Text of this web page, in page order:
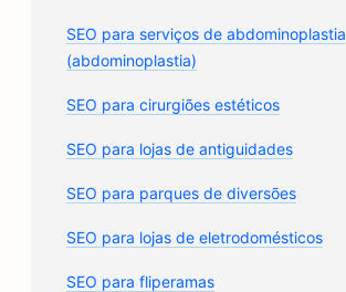
SEO para serviços de abdominoplastia
(abdominoplastia)
SEO para cirurgiões estéticos
SEO para lojas de antiguidades
SEO para parques de diversões
SEO para lojas de eletrodomésticos
SEO para fliperamas